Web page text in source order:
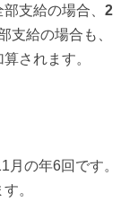
支給の場合、 2
支給の場合も、
されます。
の年6回です。
。